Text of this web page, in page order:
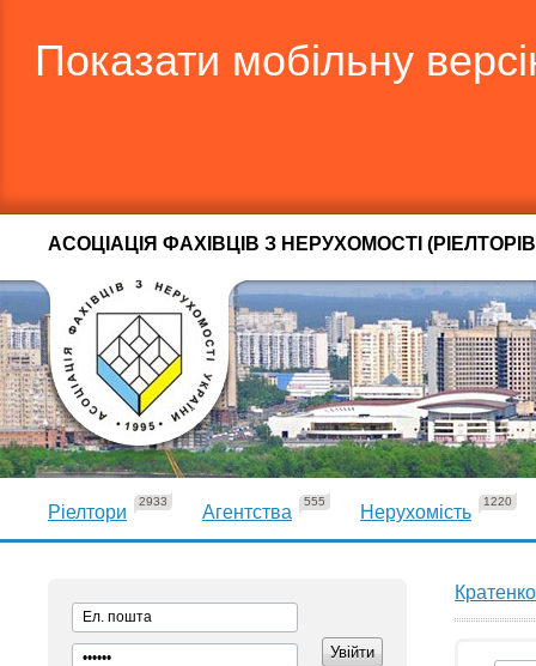
Показати мобільну
АСОЦІАЦІЯ ФАХІВЦІВ З НЕРУХОМОСТІ
Ріелтори
2933
Агентства
555
Нерухомість
1220